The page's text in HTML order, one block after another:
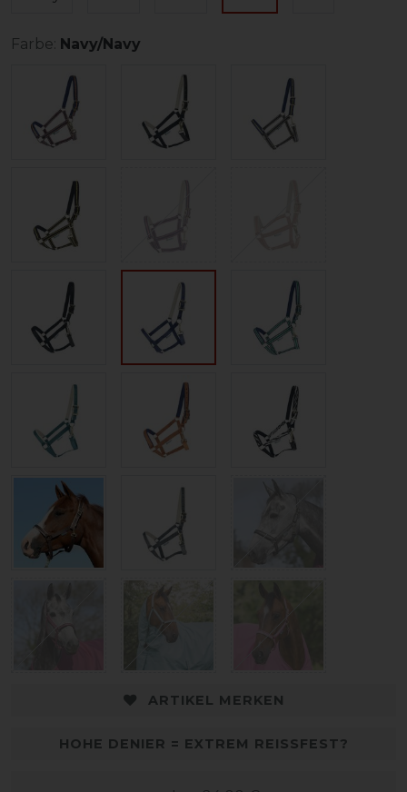
Farbe: Navy/Navy
ARTIKEL MERKEN
HOHE DENIER = EXTREM REISSFEST?